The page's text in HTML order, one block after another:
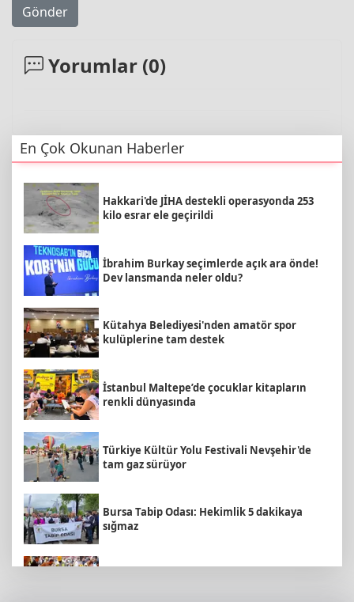
Gönder
Yorumlar (0)
En Çok Okunan Haberler
Hakkari'de JİHA destekli operasyonda 253
kilo esrar ele geçirildi
İbrahim Burkay seçimlerde açık ara önde!
Dev lansmanda neler oldu?
Kütahya Belediyesi'nden amatör spor
kulüplerine tam destek
İstanbul Maltepe’de çocuklar kitapların
renkli dünyasında
Türkiye Kültür Yolu Festivali Nevşehir'de
tam gaz sürüyor
Bursa Tabip Odası: Hekimlik 5 dakikaya
sığmaz